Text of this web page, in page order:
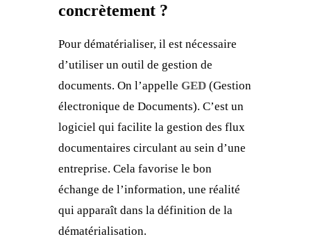
concrètement ?
Pour dématérialiser, il est nécessaire
d’utiliser un outil de gestion de
documents. On l’appelle GED(Gestion
électronique de Documents). C’est un
logiciel qui facilite la gestion des flux
documentaires circulant au sein d’une
entreprise. Cela favorise le bon
échange de l’information, une réalité
qui apparaît dans la définition de la
dématérialisation.